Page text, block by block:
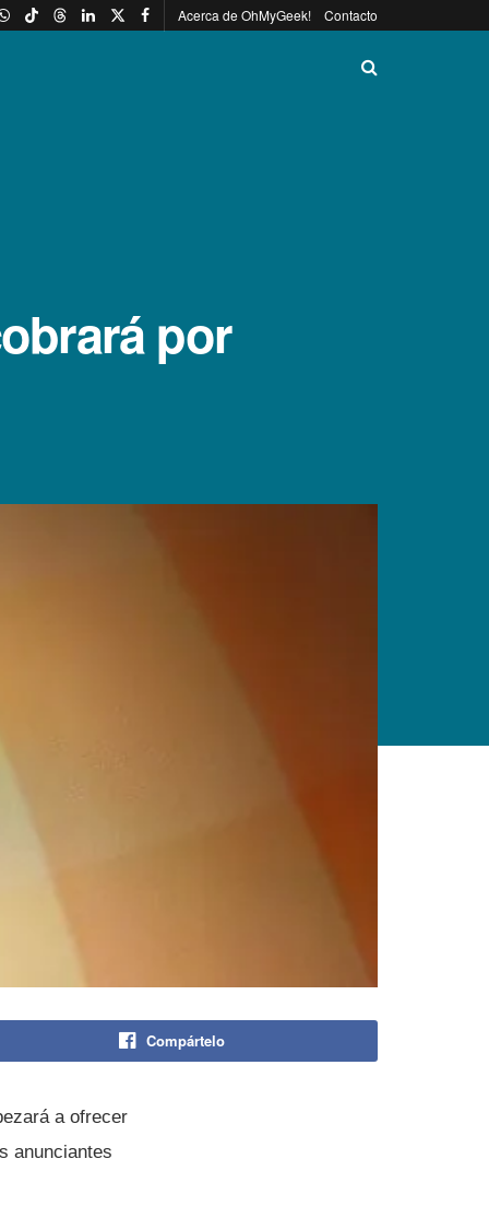
Acerca de OhMyGeek! Contacto
por
Compártelo
a ofrecer
anunciantes